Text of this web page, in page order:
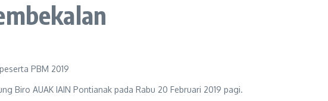
Biro AUAK IAIN Pontianak pada Rabu 20 Februari 2019 pagi.